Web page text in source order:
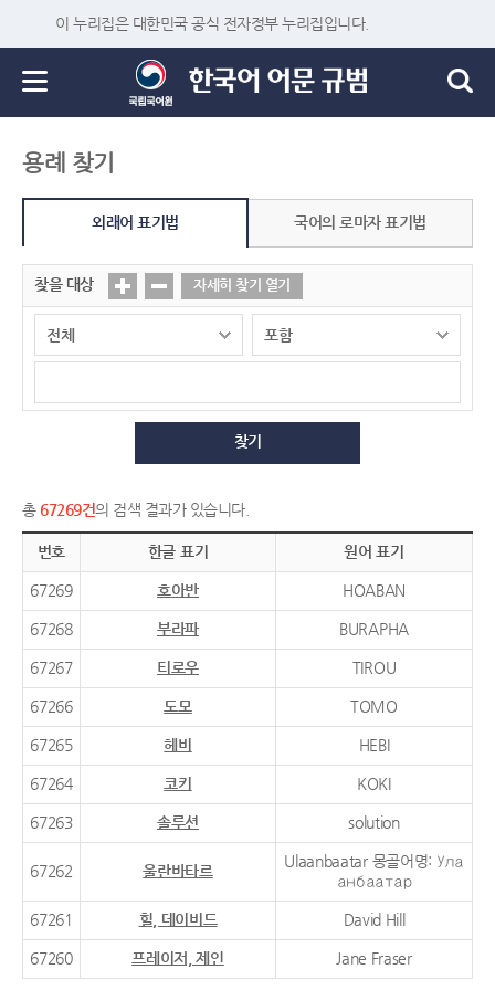
이 누리집은 대한민국 공식 전자정부 누리집입니다.
용례 찾기
외래어 표기법 국어의 로마자 표기법
찾을 대상 자세히 찾기 열기
찾기
총 67269건의 검색 결과가 있습니다.
번호 한글 표기 원어 표기
67269 호아반 HOABAN
67268 부라파 BURAPHA
67267 티로우 TIROU
67266 도모 TOMO
67265 헤비 HEBI
67264 코키 KOKI
67263 솔루션 solution
67262 울란바타르
Ulaanbaatar 몽골어명: Ула
анбаатар
67261 힐, 데이비드 David Hill
67260 프레이저, 제인 Jane Fraser